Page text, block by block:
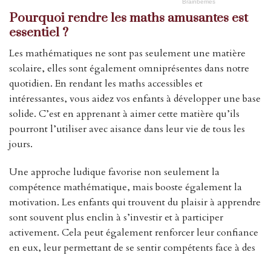
Pourquoi rendre les maths amusantes est
essentiel ?
Les mathématiques ne sont pas seulement une matière
scolaire, elles sont également omniprésentes dans notre
quotidien. En rendant les maths accessibles et
intéressantes, vous aidez vos enfants à développer une base
solide. C’est en apprenant à aimer cette matière qu’ils
pourront l’utiliser avec aisance dans leur vie de tous les
jours.
Une approche ludique favorise non seulement la
compétence mathématique, mais booste également la
motivation. Les enfants qui trouvent du plaisir à apprendre
sont souvent plus enclin à s’investir et à participer
activement. Cela peut également renforcer leur confiance
en eux, leur permettant de se sentir compétents face à des